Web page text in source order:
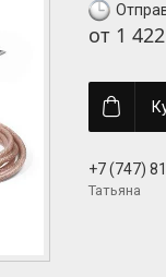
от 1
+7 (747)
Татьяна